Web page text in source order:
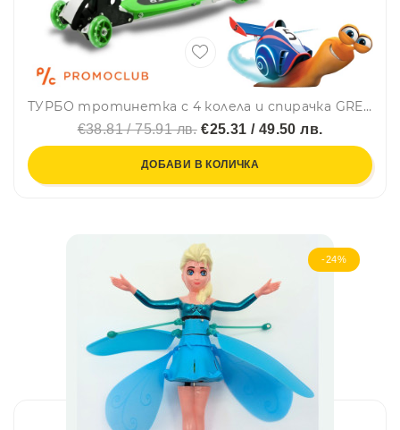
ТУРБО тротинетка с 4 колела и спирачка GREEN SCOOTER, до 50 кг
€38.81 / 75.91 лв.€25.31 / 49.50 лв.
ДОБАВИ В КОЛИЧКА
-24%